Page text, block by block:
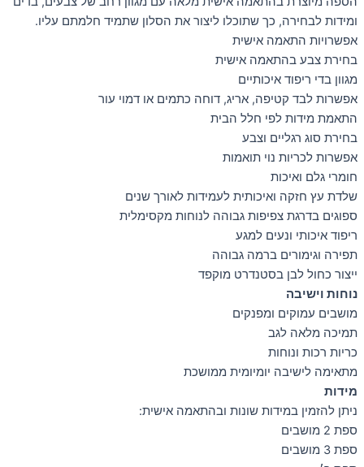
ומידות לבחירה, כך שתוכלו ליצור את הסלון שתמיד חלמתם עליו.
אפשרויות התאמה אישית
בחירת צבע בהתאמה אישית
מגוון בדי ריפוד איכותיים
אפשרות לבד קטיפה, אריג, דוחה כתמים או דמוי עור
התאמת מידות לפי חלל הבית
בחירת סוג רגליים וצבע
אפשרות לכריות נוי תואמות
חומרי גלם ואיכות
שלדת עץ חזקה ואיכותית לעמידות לאורך שנים
ספוגים בדרגת צפיפות גבוהה לנוחות מקסימלית
ריפוד איכותי ונעים למגע
תפירה וגימורים ברמה גבוהה
ייצור כחול לבן בסטנדרט מוקפד
נוחות וישיבה
מושבים עמוקים ומפנקים
תמיכה מלאה לגב
כריות רכות ונוחות
מתאימה לישיבה יומיומית ממושכת
מידות
ניתן להזמין במידות שונות ובהתאמה אישית:
ספת 2 מושבים
ספת 3 מושבים